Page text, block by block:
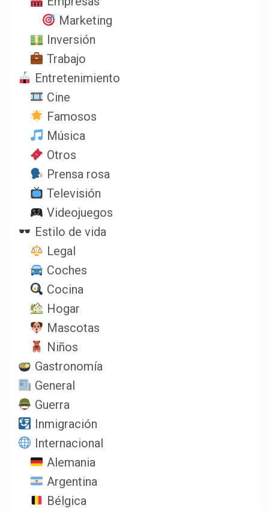
Marketing
Inversión
Trabajo
Entretenimiento
Cine
Famosos
Música
Otros
Prensa rosa
Televisión
Videojuegos
Estilo de vida
Legal
Coches
Cocina
Hogar
Mascotas
Niños
Gastronomía
General
Guerra
Inmigración
Internacional
Alemania
Argentina
Bélgica